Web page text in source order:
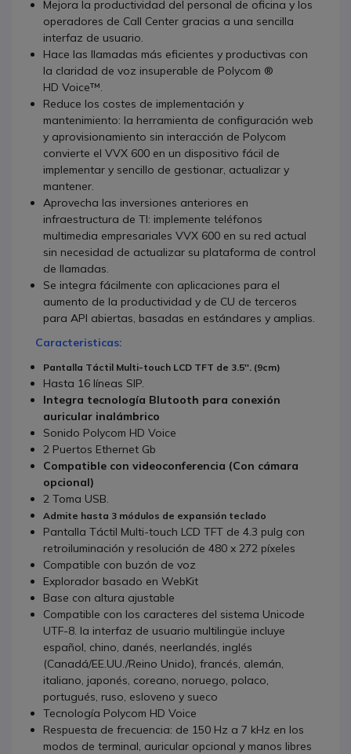
Mejora la productividad del personal de oficina y los
operadores de Call Center gracias a una sencilla
interfaz de usuario.
Hace las llamadas más eficientes y productivas con
la claridad de voz insuperable de Polycom ®
HD Voice™.
Reduce los costes de implementación y
mantenimiento: la herramienta de configuración web
y aprovisionamiento sin interacción de Polycom
convierte el VVX 600 en un dispositivo fácil de
implementar y sencillo de gestionar, actualizar y
mantener.
Aprovecha las inversiones anteriores en
infraestructura de TI: implemente teléfonos
multimedia empresariales VVX 600 en su red actual
sin necesidad de actualizar su plataforma de control
de llamadas.
Se integra fácilmente con aplicaciones para el
aumento de la productividad y de CU de terceros
para API abiertas, basadas en estándares y amplias.
Caracteristicas:
Pantalla Táctil Multi-touch LCD TFT de 3.5''. (9cm)
Hasta 16 líneas SIP.
Integra tecnología Blutooth para conexión
auricular inalámbrico
Sonido Polycom HD Voice
2 Puertos Ethernet Gb
Compatible con videoconferencia (Con cámara
opcional)
2 Toma USB.
Admite hasta 3 módulos de expansión teclado
Pantalla Táctil Multi-touch LCD TFT de 4.3 pulg con
retroiluminación y resolución de 480 x 272 píxeles
Compatible con buzón de voz
Explorador basado en WebKit
Base con altura ajustable
Compatible con los caracteres del sistema Unicode
UTF-8. la interfaz de usuario multilingüe incluye
español, chino, danés, neerlandés, inglés
(Canadá/EE.UU./Reino Unido), francés, alemán,
italiano, japonés, coreano, noruego, polaco,
portugués, ruso, esloveno y sueco
Tecnología Polycom HD Voice
Respuesta de frecuencia: de 150 Hz a 7 kHz en los
modos de terminal, auricular opcional y manos libres